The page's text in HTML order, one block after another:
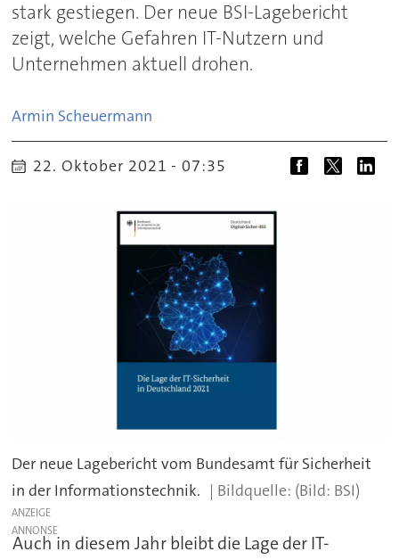
stark gestiegen. Der neue BSI-Lagebericht
zeigt, welche Gefahren IT-Nutzern und
Unternehmen aktuell drohen.
Armin Scheuermann
22. Oktober 2021 - 07:35
Der neue Lagebericht vom Bundesamt für Sicherheit
in der Informationstechnik.
(Bild: BSI)
ANZEIGE
Auch in diesem Jahr bleibt die Lage der IT-